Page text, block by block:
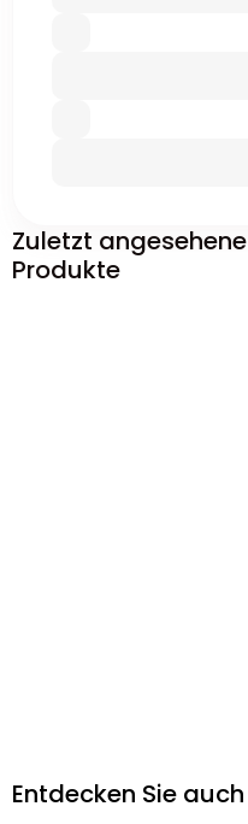
Zuletzt angesehene
Produkte
Entdecken Sie auch